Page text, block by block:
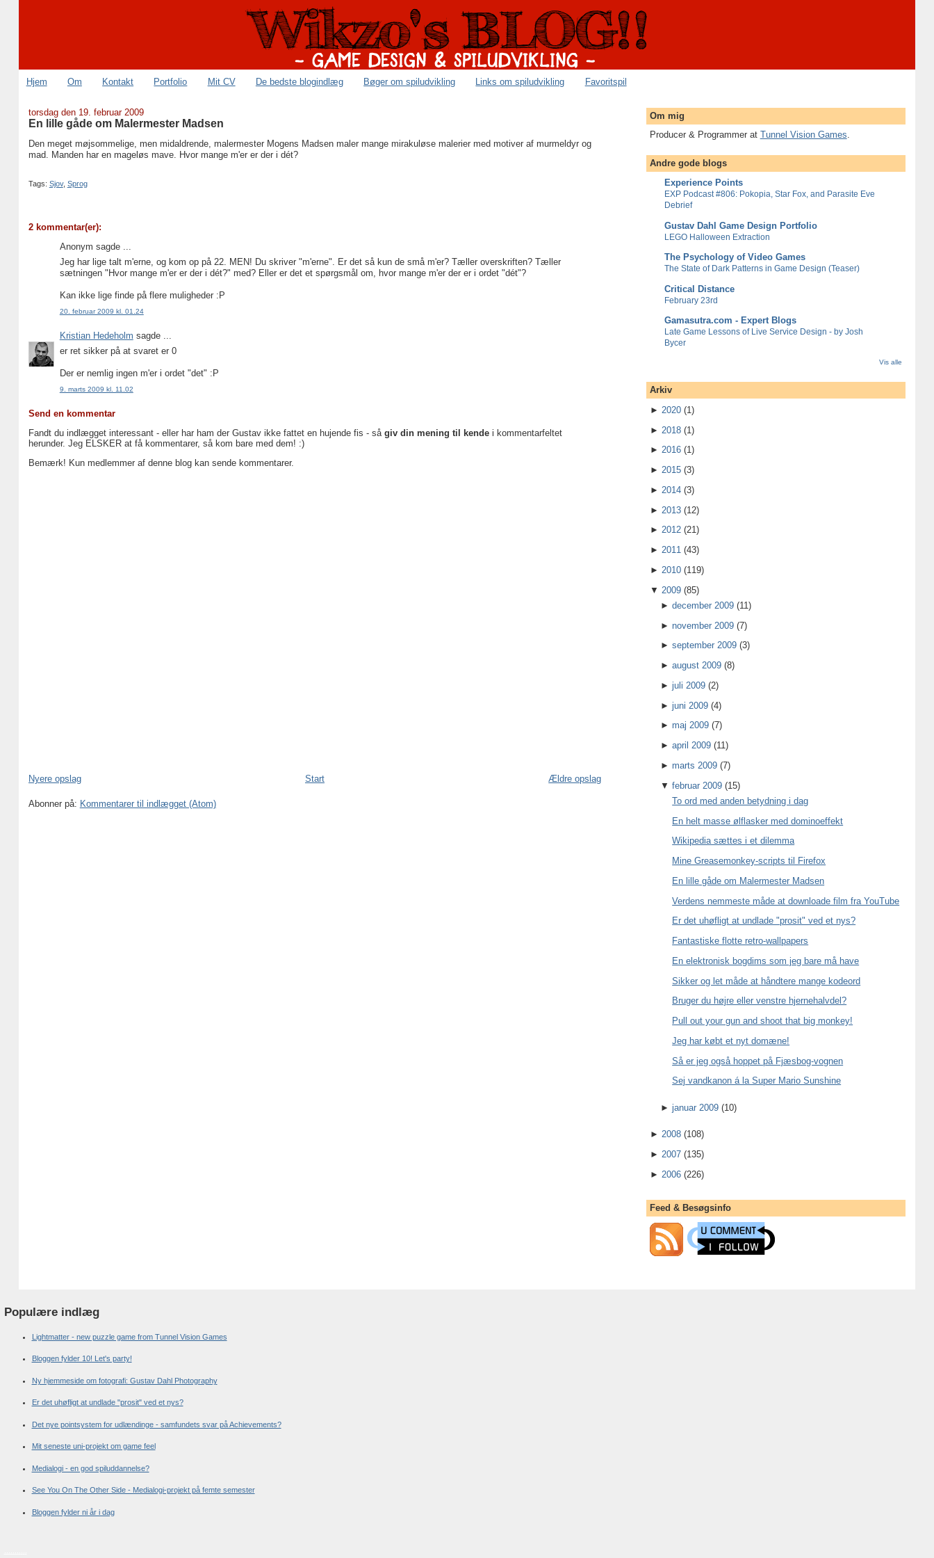
Hjem Om Kontakt Portfolio Mit CV De bedste blogindlæg Bøger om spiludvikling Links om spiludvikling Favoritspil
torsdag den 19. februar 2009
En lille gåde om Malermester Madsen
Den meget møjsommelige, men midaldrende, malermester Mogens Madsen maler mange mirakuløse malerier med motiver af murmeldyr og
mad. Manden har en mageløs mave. Hvor mange m'er er der i dét?
Tags: Sjov, Sprog
2 kommentar(er):
Anonym sagde ...
Jeg har lige talt m'erne, og kom op på 22. MEN! Du skriver "m'erne". Er det så kun de små m'er? Tæller overskriften? Tæller
sætningen "Hvor mange m'er er der i dét?" med? Eller er det et spørgsmål om, hvor mange m'er der er i ordet "dét"?
Kan ikke lige finde på flere muligheder :P
20. februar 2009 kl. 01.24
Kristian Hedeholm sagde ...
er ret sikker på at svaret er 0
Der er nemlig ingen m'er i ordet "det" :P
9. marts 2009 kl. 11.02
Send en kommentar
Fandt du indlægget interessant - eller har ham der Gustav ikke fattet en hujende fis - så giv din mening til kendei kommentarfeltet
herunder. Jeg ELSKER at få kommentarer, så kom bare med dem! :)
Bemærk! Kun medlemmer af denne blog kan sende kommentarer.
Nyere opslag Ældre opslag
Start
Abonner på: Kommentarer til indlægget (Atom)
Om mig
Producer & Programmer at Tunnel Vision Games
Andre gode blogs
Experience Points
EXP Podcast #806: Pokopia, Star Fox, and Parasite Eve
Debrief
Gustav Dahl Game Design Portfolio
LEGO Halloween Extraction
The Psychology of Video Games
The State of Dark Patterns in Game Design (Teaser)
Critical Distance
February 23rd
Gamasutra.com - Expert Blogs
Late Game Lessons of Live Service Design - by Josh
Bycer
Vis alle
Arkiv
► 2020 (1)
► 2018 (1)
► 2016 (1)
► 2015 (3)
► 2014 (3)
► 2013 (12)
► 2012 (21)
► 2011 (43)
► 2010 (119)
▼ 2009 (85)
►december 2009 (11)
►november 2009 (7)
►september 2009 (3)
►august 2009 (8)
►juli 2009 (2)
►juni 2009 (4)
►maj 2009 (7)
►april 2009 (11)
►marts 2009 (7)
▼februar 2009 (15)
To ord med anden betydning i dag
En helt masse ølflasker med dominoeffekt
Wikipedia sættes i et dilemma
Mine Greasemonkey-scripts til Firefox
En lille gåde om Malermester Madsen
Verdens nemmeste måde at downloade film fra YouTube
Er det uhøfligt at undlade "prosit" ved et nys?
Fantastiske flotte retro-wallpapers
En elektronisk bogdims som jeg bare må have
Sikker og let måde at håndtere mange kodeord
Bruger du højre eller venstre hjernehalvdel?
Pull out your gun and shoot that big monkey!
Jeg har købt et nyt domæne!
Så er jeg også hoppet på Fjæsbog-vognen
Sej vandkanon á la Super Mario Sunshine
►januar 2009 (10)
► 2008 (108)
► 2007 (135)
► 2006 (226)
Feed & Besøgsinfo
Populære indlæg
Lightmatter - new puzzle game from Tunnel Vision Games
Bloggen fylder 10! Let's party!
Ny hjemmeside om fotografi: Gustav Dahl Photography
Er det uhøfligt at undlade "prosit" ved et nys?
Det nye pointsystem for udlændinge - samfundets svar på Achievements?
Mit seneste uni-projekt om game feel
Medialogi - en god spiluddannelse?
See You On The Other Side - Medialogi-projekt på femte semester
Bloggen fylder ni år i dag